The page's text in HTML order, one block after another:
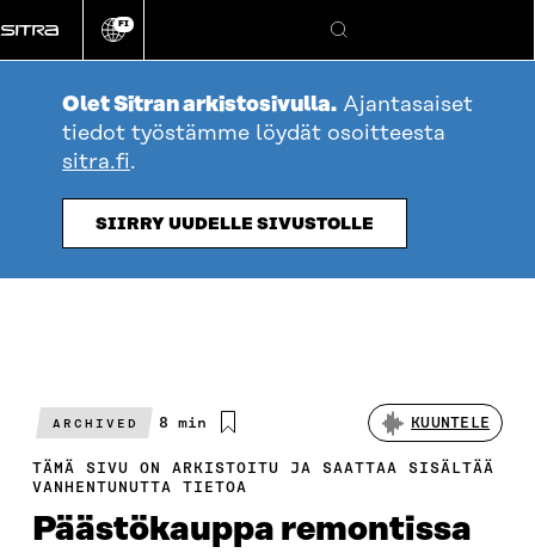
suoraan
sisältöön
Vaihda
kieli
FI
Hae
Olet Sitran arkistosivulla. Ajantasaiset
tiedot työstämme löydät osoitteesta
sitra.fi.
SIIRRY UUDELLE SIVUSTOLLE
ARCHIVED
Arvioitu
8 min KUUNTELE
TÄMÄ SIVU ON ARKISTOITU JA SAATTAA SISÄLTÄÄ
VANHENTUNUTTA TIETOA
Päästökauppa remontissa